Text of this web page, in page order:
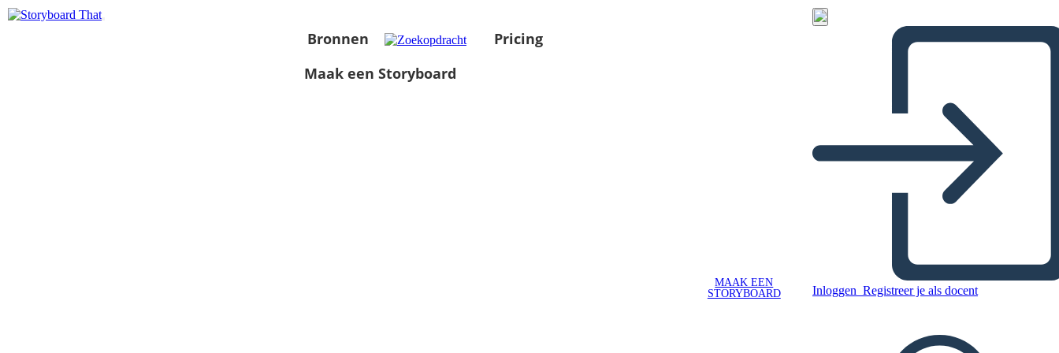
Bronnen
Pricing
Maak een Storyboard
MAAK EEN
STORYBOARD
Inloggen Registreer je als docent